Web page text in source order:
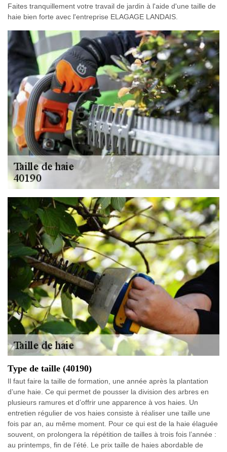
Faites tranquillement votre travail de jardin à l'aide d'une taille de
haie bien forte avec l'entreprise ELAGAGE LANDAIS.
Type de taille (40190)
Il faut faire la taille de formation, une année après la plantation
d’une haie. Ce qui permet de pousser la division des arbres en
plusieurs ramures et d’offrir une apparence à vos haies. Un
entretien régulier de vos haies consiste à réaliser une taille une
fois par an, au même moment. Pour ce qui est de la haie élaguée
souvent, on prolongera la répétition de tailles à trois fois l’année :
au printemps, fin de l’été. Le prix taille de haies abordable de